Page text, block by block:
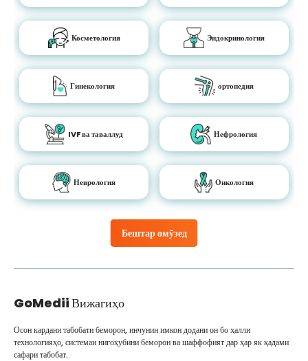
Бештар омӯзед
Косметология Эндокринология
Гинекология ортопедия
IVF ва таваллуд Нефрология
Неврология Онкология
GoMediiВижагиҳо
Осон кардани табобати беморон, инчунин имкон додани он бо ҳалли
технологияҳо, системаи нигоҳубини беморон ва шаффофият дар ҳар як қадами
сафари табобат.